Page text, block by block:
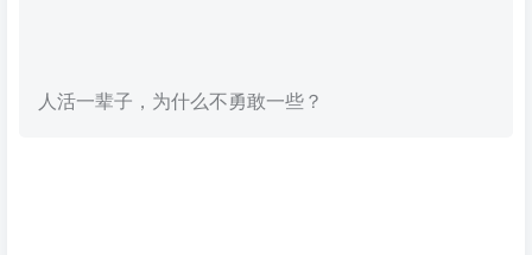
人活一辈子，为什么不勇敢一些？